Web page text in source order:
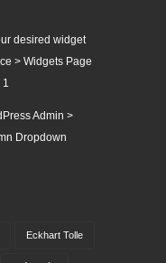
desired widget
> Widgets Page
Admin >
Dropdown
Eckhart Tolle